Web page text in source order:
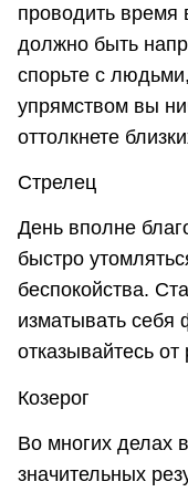
проводить время
должно быть
спорьте с
упрямством вы
оттолкнете
Стрелец
День вполне
быстро
беспокойства.
изматывать себя
отказывайтесь от
Козерог
Во многих делах
значительных